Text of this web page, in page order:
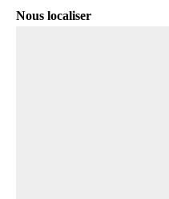
Nous localiser